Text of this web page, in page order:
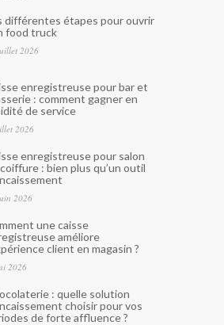
différentes étapes pour ouvrir
food truck
2026
enregistreuse pour bar et
: comment gagner en
de service
2026
enregistreuse pour salon
: bien plus qu’un outil
2026
une caisse
améliore
client en magasin ?
2026
: quelle solution
choisir pour vos
de forte affluence ?